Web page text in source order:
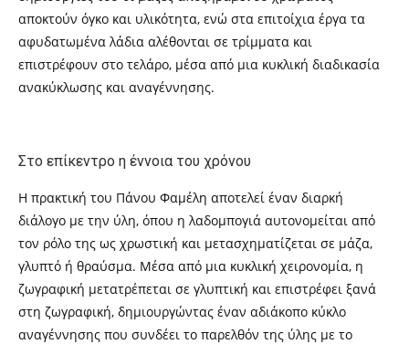
αποκτούν όγκο και υλικότητα, ενώ στα επιτοίχια έργα τα
αφυδατωμένα λάδια αλέθονται σε τρίμματα και
επιστρέφουν στο τελάρο, μέσα από μια κυκλική διαδικασία
ανακύκλωσης και αναγέννησης.
Στο επίκεντρο η έννοια του χρόνου
Η πρακτική του Πάνου Φαμέλη αποτελεί έναν διαρκή
διάλογο με την ύλη, όπου η λαδομπογιά αυτονομείται από
τον ρόλο της ως χρωστική και μετασχηματίζεται σε μάζα,
γλυπτό ή θραύσμα. Μέσα από μια κυκλική χειρονομία, η
ζωγραφική μετατρέπεται σε γλυπτική και επιστρέφει ξανά
στη ζωγραφική, δημιουργώντας έναν αδιάκοπο κύκλο
αναγέννησης που συνδέει το παρελθόν της ύλης με το